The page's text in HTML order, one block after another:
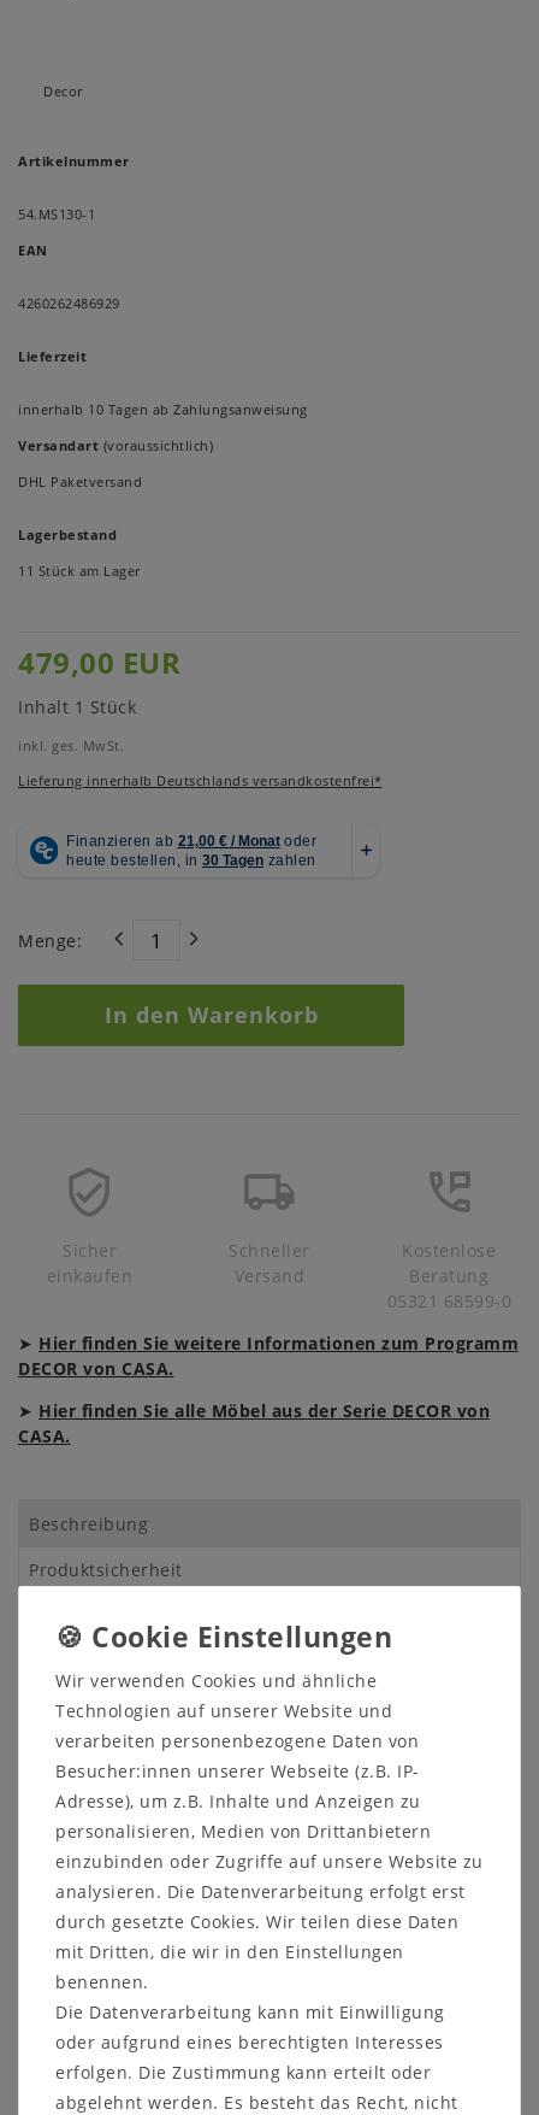
Decor
Artikelnummer
54.MS130-1
EAN
4260262486929
Lieferzeit
innerhalb 10 Tagen ab Zahlungsanweisung
Versandart (voraussichtlich)
DHL Paketversand
Lagerbestand
11 Stück am Lager
479,00 EUR
Inhalt 1 Stück
inkl. ges. MwSt.
Lieferung innerhalb Deutschlands versandkostenfrei*
Menge:
In den Warenkorb
Sicher
einkaufen
Schneller
Versand
Kostenlose
Beratung
05321 68599-0
➤ Hier finden Sie weitere Informationen zum Programm
DECOR von CASA.
➤ Hier finden Sie alle Möbel aus der Serie DECOR von
CASA.
Beschreibung
Produktsicherheit
Massivholz Wohnzimmertisch mit
Schubladen Braun kolonial
Massivholz Couchtisch mit 2 Schubladen Pappel
massiv Braun Kolonialstil
Beschreibung:
Wohnzimmertisch mit Fräsung
2 Schubladen nicht durchgehend
Rückseite wie Seitenansicht
Oberfläche: nussbaumfarben gebeizt und lackiert
ca. Maße (BxHxT): 130 x 45 x 64 cm
Wir verwenden Cookies und ähnliche
Technologien auf unserer Website und
verarbeiten personenbezogene Daten von
Besucher:innen unserer Webseite (z.B. IP-
Adresse), um z.B. Inhalte und Anzeigen zu
personalisieren, Medien von Drittanbietern
einzubinden oder Zugriffe auf unsere Website zu
analysieren. Die Datenverarbeitung erfolgt erst
durch gesetzte Cookies. Wir teilen diese Daten
mit Dritten, die wir in den Einstellungen
benennen.
Die Datenverarbeitung kann mit Einwilligung
oder aufgrund eines berechtigten Interesses
erfolgen. Die Zustimmung kann erteilt oder
abgelehnt werden. Es besteht das Recht, nicht